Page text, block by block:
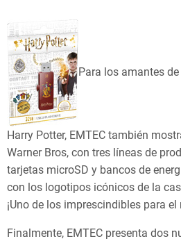
Para los amantes
Harry Potter, EMTEC también
Warner Bros, con tres líneas de
tarjetas microSD y bancos de
con los logotipos icónicos de la
¡Uno de los imprescindibles para el
Finalmente, EMTEC presenta dos